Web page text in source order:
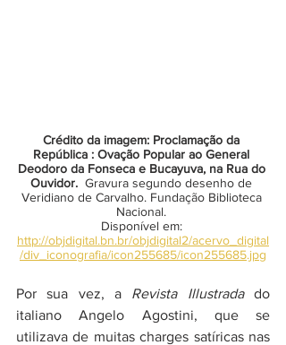
Crédito da imagem: Proclamação da
República : Ovação Popular ao General
Deodoro da Fonseca e Bucayuva, na Rua do
Ouvidor. Gravura segundo desenho de
Veridiano de Carvalho. Fundação Biblioteca
Nacional.
Disponível em:
http://objdigital.bn.br/objdigital2/acervo_digital
/div_iconografia/icon255685/icon255685.jpg
Por sua vez, a Revista Illustrada do
italiano Angelo Agostini, que se
utilizava de muitas charges satíricas nas